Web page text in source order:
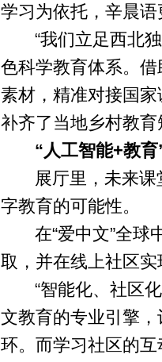
学习为依托，辛晨
“我们立足西北
色科学教育体系。
素材，精准对接国
补齐了当地乡村教育
“人工智能+教育
展厅里，未来
字教育的可能性。
在“爱中文”全
取，并在线上社区实
“智能化、社区
文教育的专业引擎
环。而学习社区的